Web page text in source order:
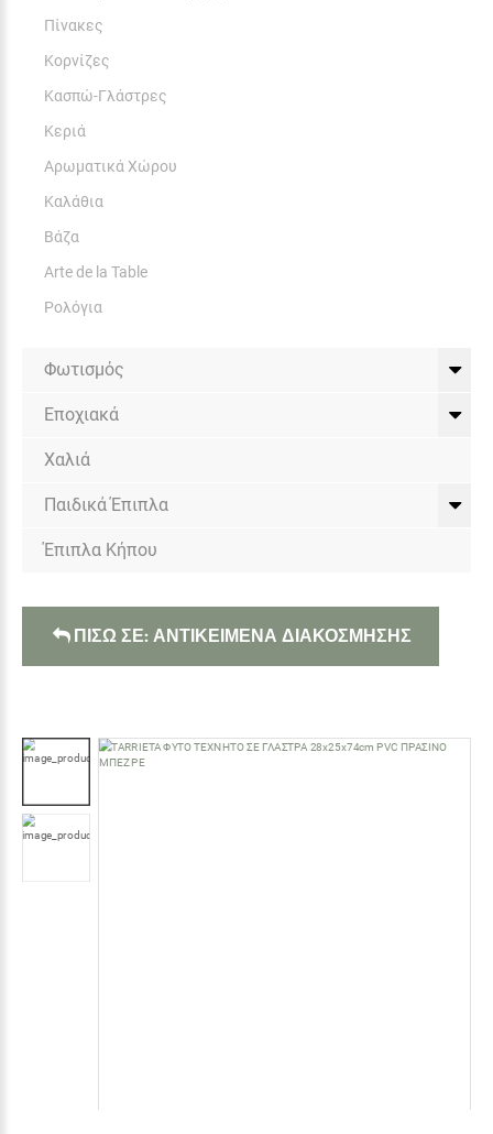
Πίνακες
Κορνίζες
Κασπώ-Γλάστρες
Κεριά
Αρωματικά Χώρου
Καλάθια
Βάζα
Arte de la Table
Ρολόγια
Φωτισμός
Εποχιακά
Χαλιά
Παιδικά Έπιπλα
Έπιπλα Κήπου
ΠΙΣΩ ΣΕ: ΑΝΤΙΚΕΙΜΕΝΑ ΔΙΑΚΟΣΜΗΣΗΣ